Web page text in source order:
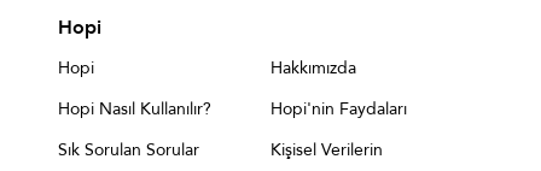
Hopi
Hopi
Hakkımızda
Hopi Nasıl Kullanılır?
Hopi'nin Faydaları
Sık Sorulan Sorular
Kişisel Verilerin